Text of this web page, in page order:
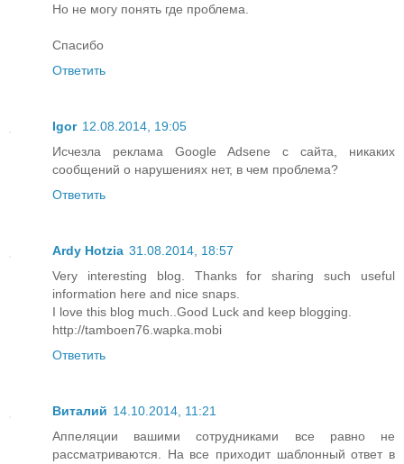
Но не могу понять где проблема.
Спасибо
Ответить
Igor 12.08.2014, 19:05
Исчезла реклама Google Adsene с сайта, никаких
сообщений о нарушениях нет, в чем проблема?
Ответить
Ardy Hotzia 31.08.2014, 18:57
Very interesting blog. Thanks for sharing such useful
information here and nice snaps.
I love this blog much..Good Luck and keep blogging.
http://tamboen76.wapka.mobi
Ответить
Виталий 14.10.2014, 11:21
Аппеляции вашими сотрудниками все равно не
рассматриваются. На все приходит шаблонный ответ в